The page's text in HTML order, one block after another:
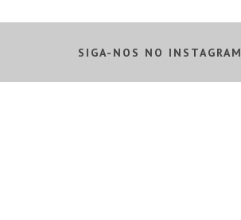
SIGA-NOS NO INSTAGRAM